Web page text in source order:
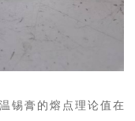
锡膏的熔点理论值在